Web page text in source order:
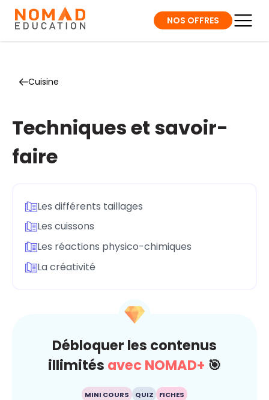
NOS OFFRES
Cuisine
Techniques et savoir-
faire
Les différents taillages
Les cuissons
Les réactions physico-chimiques
La créativité
Débloquer les contenus
illimités avec NOMAD+ 🎯
MINI COURS QUIZ FICHES